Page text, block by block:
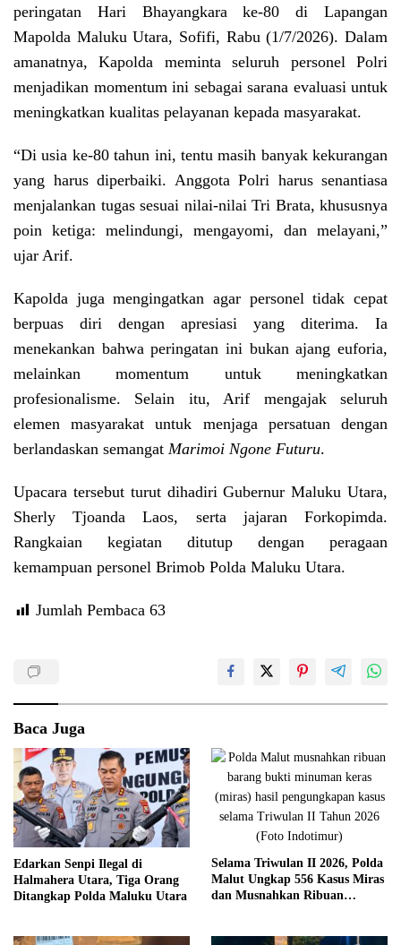
peringatan Hari Bhayangkara ke-80 di Lapangan
Mapolda Maluku Utara, Sofifi, Rabu (1/7/2026). Dalam
amanatnya, Kapolda meminta seluruh personel Polri
menjadikan momentum ini sebagai sarana evaluasi untuk
meningkatkan kualitas pelayanan kepada masyarakat.
“Di usia ke-80 tahun ini, tentu masih banyak kekurangan
yang harus diperbaiki. Anggota Polri harus senantiasa
menjalankan tugas sesuai nilai-nilai Tri Brata, khususnya
poin ketiga: melindungi, mengayomi, dan melayani,”
ujar Arif.
Kapolda juga mengingatkan agar personel tidak cepat
berpuas diri dengan apresiasi yang diterima. Ia
menekankan bahwa peringatan ini bukan ajang euforia,
melainkan momentum untuk meningkatkan
profesionalisme. Selain itu, Arif mengajak seluruh
elemen masyarakat untuk menjaga persatuan dengan
berlandaskan semangat Marimoi Ngone Futuru.
Upacara tersebut turut dihadiri Gubernur Maluku Utara,
Sherly Tjoanda Laos, serta jajaran Forkopimda.
Rangkaian kegiatan ditutup dengan peragaan
kemampuan personel Brimob Polda Maluku Utara.
Jumlah Pembaca 63
Baca Juga
Edarkan Senpi Ilegal di
Halmahera Utara, Tiga Orang
Ditangkap Polda Maluku Utara
Selama Triwulan II 2026, Polda
Malut Ungkap 556 Kasus Miras
dan Musnahkan Ribuan